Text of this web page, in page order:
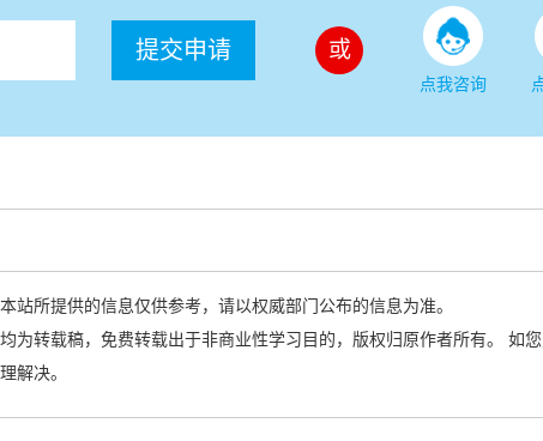
提交申请 或
点我咨询
站所提供的信息仅供参考，请以权威部门公布的信息为准。
为转载稿，免费转载出于非商业性学习目的，版权归原作者所有。 如您
解决。